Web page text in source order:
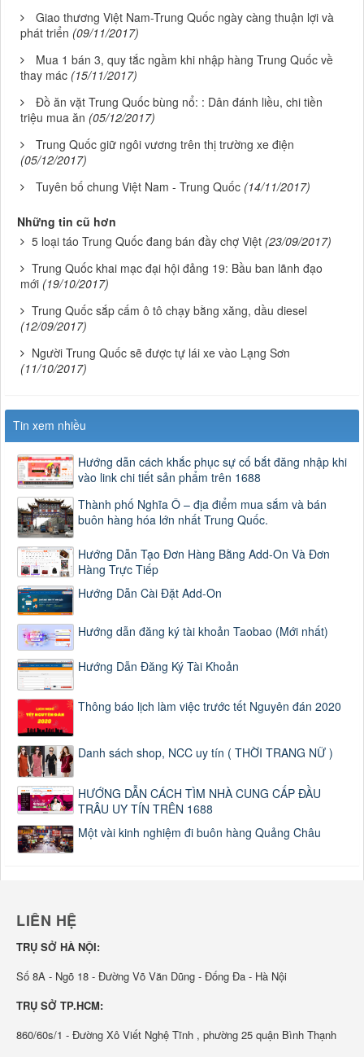
Giao thương Việt Nam-Trung Quốc ngày càng thuận lợi và
phát triển (09/11/2017)
Mua 1 bán 3, quy tắc ngầm khi nhập hàng Trung Quốc về
thay mác (15/11/2017)
Đồ ăn vặt Trung Quốc bùng nổ: : Dân đánh liều, chi tiền
triệu mua ăn (05/12/2017)
Trung Quốc giữ ngôi vương trên thị trường xe điện
(05/12/2017)
Tuyên bố chung Việt Nam - Trung Quốc (14/11/2017)
Những tin cũ hơn
5 loại táo Trung Quốc đang bán đầy chợ Việt (23/09/2017)
Trung Quốc khai mạc đại hội đảng 19: Bầu ban lãnh đạo
mới (19/10/2017)
Trung Quốc sắp cấm ô tô chạy bằng xăng, dầu diesel
(12/09/2017)
Người Trung Quốc sẽ được tự lái xe vào Lạng Sơn
(11/10/2017)
Tin xem nhiều
Hướng dẫn cách khắc phục sự cố bắt đăng nhập khi
vào link chi tiết sản phẩm trên 1688
Thành phố Nghĩa Ô – địa điểm mua sắm và bán
buôn hàng hóa lớn nhất Trung Quốc.
Hướng Dẫn Tạo Đơn Hàng Bằng Add-On Và Đơn
Hàng Trực Tiếp
Hướng Dẫn Cài Đặt Add-On
Hướng dẫn đăng ký tài khoản Taobao (Mới nhất)
Hướng Dẫn Đăng Ký Tài Khoản
Thông báo lịch làm việc trước tết Nguyên đán 2020
Danh sách shop, NCC uy tín ( THỜI TRANG NỮ )
HƯỚNG DẪN CÁCH TÌM NHÀ CUNG CẤP ĐẦU
TRÂU UY TÍN TRÊN 1688
Một vài kinh nghiệm đi buôn hàng Quảng Châu
LIÊN HỆ
TRỤ SỞ HÀ NỘI:
Số 8A - Ngõ 18 - Đường Võ Văn Dũng - Đống Đa - Hà Nội
TRỤ SỞ TP.HCM:
860/60s/1 - Đường Xô Viết Nghệ Tĩnh , phường 25 quận Bình Thạnh